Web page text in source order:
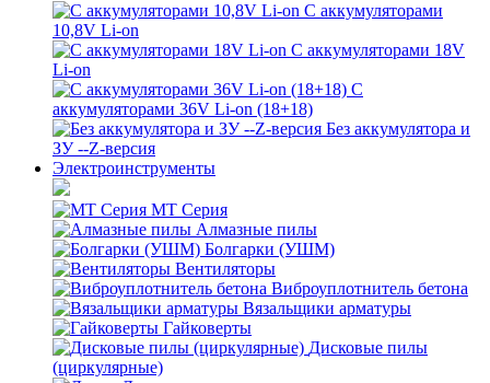
С аккумуляторами
10,8V Li-on
С аккумуляторами 18V
Li-on
С
аккумуляторами 36V Li-on (18+18)
Без аккумулятора и
ЗУ --Z-версия
Электроинструменты
MT Серия
Алмазные пилы
Болгарки (УШМ)
Вентиляторы
Виброуплотнитель бетона
Вязальщики арматуры
Гайковерты
Дисковые пилы
(циркулярные)